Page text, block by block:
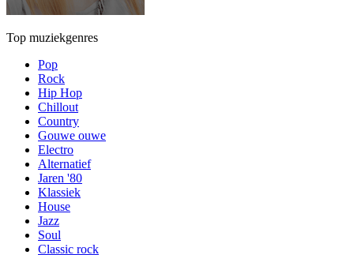
Top muziekgenres
Pop
Rock
Hip Hop
Chillout
Country
Gouwe ouwe
Electro
Alternatief
Jaren '80
Klassiek
House
Jazz
Soul
Classic rock